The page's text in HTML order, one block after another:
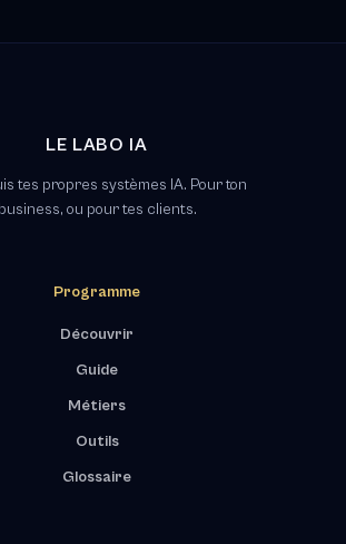
LE LABO IA
tes propres systèmes IA. Pour ton
business, ou pour tes clients.
Programme
Découvrir
Guide
Métiers
Outils
Glossaire